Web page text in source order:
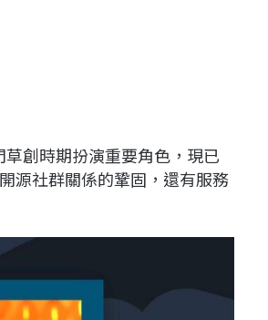
草創時期扮演重要角色，現已
源社群關係的鞏固，還有服務